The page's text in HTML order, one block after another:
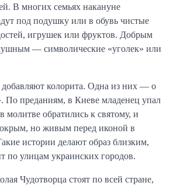
В многих семьях накануне
под подушку или в обувь чистые
игрушек или фруктов. Добрым
— символические «уголек» или
колорита. Одна из них — о
По преданиям, в Киеве младенец упал
молитве обратились к святому, и
но живым перед иконой в
истории делают образ близким,
по улицам украинских городов.
Чудотворца стоят по всей стране,